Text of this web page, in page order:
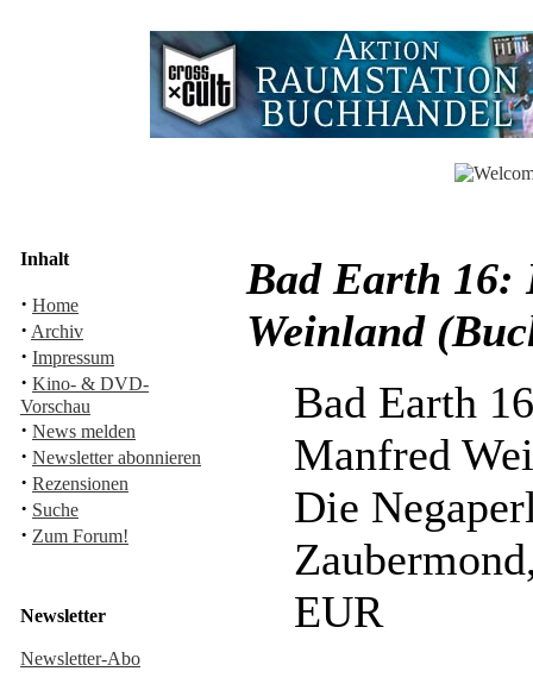
Inhalt
· Home
· Archiv
· Impressum
· Kino- & DVD-
Vorschau
· News melden
· Newsletter abonnieren
· Rezensionen
· Suche
· Zum Forum!
Newsletter
Newsletter-Abo
Bad Earth 16:
Weinland
Bad Earth 16
Manfred
Die
EUR